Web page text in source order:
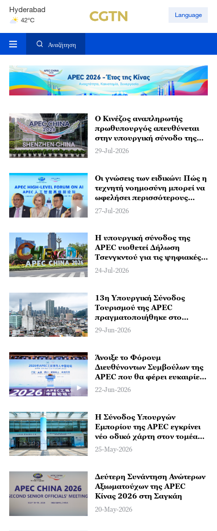
Hyderabad
42°C
Mumbai
Language
Αναζήτηση
Ο Κινέζος αναπληρωτής
πρωθυπουργός απευθύνεται
στην υπουργική σύνοδο της
APEC για τη δασοκομία
29-Jul-2026
Οι γνώσεις των ειδικών: Πώς η
τεχνητή νοημοσύνη μπορεί να
ωφελήσει περισσότερους
ανθρώπους
27-Jul-2026
Η υπουργική σύνοδος της
APEC υιοθετεί Δήλωση
Τσενγκντού για τις ψηφιακές
τεχνολογίες και την Τεχνητή
24-Jul-2026
13η Υπουργική Σύνοδος
Τουρισμού της APEC
πραγματοποιήθηκε στο
Μακάο
29-Jun-2026
Άνοιξε το Φόρουμ
Διευθύνοντων Συμβούλων της
APEC που θα φέρει ευκαιρίες
επιχειρηματικής ανάπτυξης
22-Jun-2026
Η Σύνοδος Υπουργών
Εμπορίου της APEC εγκρίνει
νέο οδικό χάρτη στον τομέα
των υπηρεσιών
25-May-2026
Δεύτερη Συνάντηση Ανώτερων
Αξιωματούχων της APEC
Κίνας 2026 στη Σαγκάη
20-May-2026